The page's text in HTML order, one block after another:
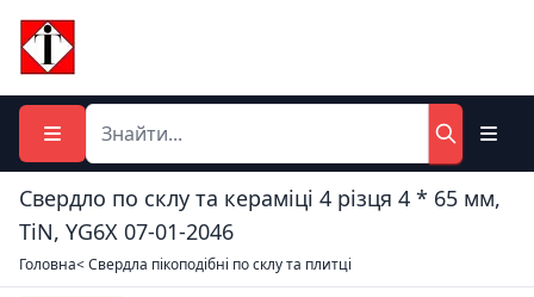
Свердло по склу та кераміці 4 різця 4 * 65 мм,
TiN, YG6X 07-01-2046
Головна< Свердла пікоподібні по склу та плитці